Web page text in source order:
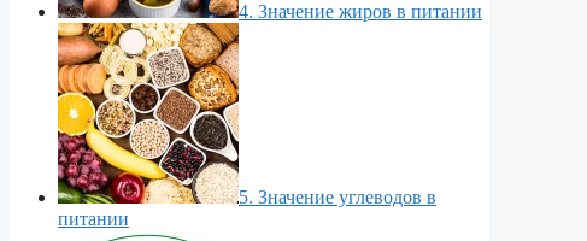
4. Значение жиров в питании
5. Значение углеводов в
питании